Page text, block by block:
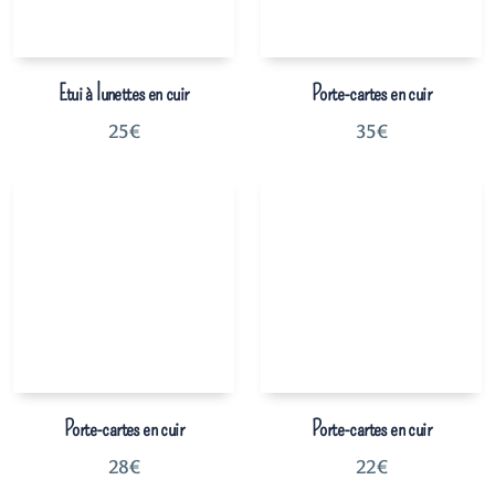
Etui à lunettes en cuir
25€
Porte-cartes en cuir
35€
Porte-cartes en cuir
28€
Porte-cartes en cuir
22€